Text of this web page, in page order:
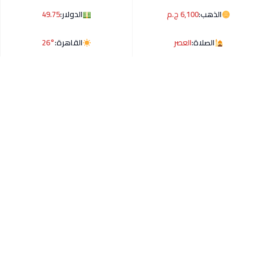
الذهب:6,100 ج.م الدولار:49.75
الصلاة:العصر القاهرة:26°